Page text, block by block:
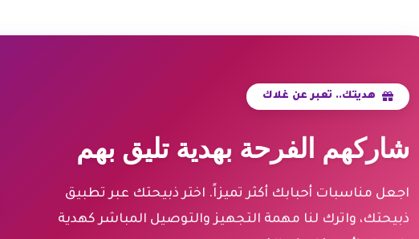
هديتك.. تعبر عن غلاك
شاركهم الفرحة بهدية تليق بهم
اجعل مناسبات أحبابك أكثر تميزاً. اختر ذبيحتك عبر تطبيق
ذبيحتك، واترك لنا مهمة التجهيز والتوصيل المباشر كهدية